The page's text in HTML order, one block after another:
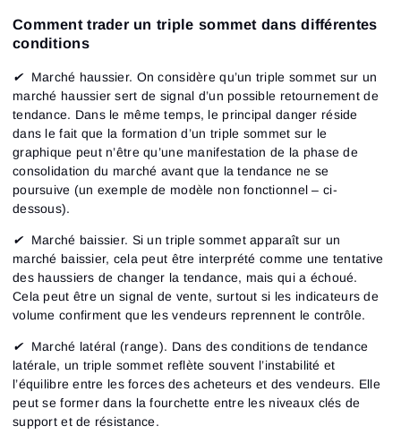
Comment trader un triple sommet dans différentes
conditions
✔ Marché haussier. On considère qu’un triple sommet sur un
marché haussier sert de signal d’un possible retournement de
tendance. Dans le même temps, le principal danger réside
dans le fait que la formation d’un triple sommet sur le
graphique peut n’être qu’une manifestation de la phase de
consolidation du marché avant que la tendance ne se
poursuive (un exemple de modèle non fonctionnel – ci-
dessous).
✔ Marché baissier. Si un triple sommet apparaît sur un
marché baissier, cela peut être interprété comme une tentative
des haussiers de changer la tendance, mais qui a échoué.
Cela peut être un signal de vente, surtout si les indicateurs de
volume confirment que les vendeurs reprennent le contrôle.
✔ Marché latéral (range). Dans des conditions de tendance
latérale, un triple sommet reflète souvent l’instabilité et
l’équilibre entre les forces des acheteurs et des vendeurs. Elle
peut se former dans la fourchette entre les niveaux clés de
support et de résistance.